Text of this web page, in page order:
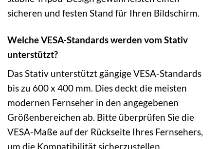
sicheren und festen Stand für Ihren Bildschirm.
Welche VESA-Standards werden vom Stativ
unterstützt?
Das Stativ unterstützt gängige VESA-Standards
bis zu 600 x 400 mm. Dies deckt die meisten
modernen Fernseher in den angegebenen
Größenbereichen ab. Bitte überprüfen Sie die
VESA-Maße auf der Rückseite Ihres Fernsehers,
um die Kompatibilität sicherzustellen.